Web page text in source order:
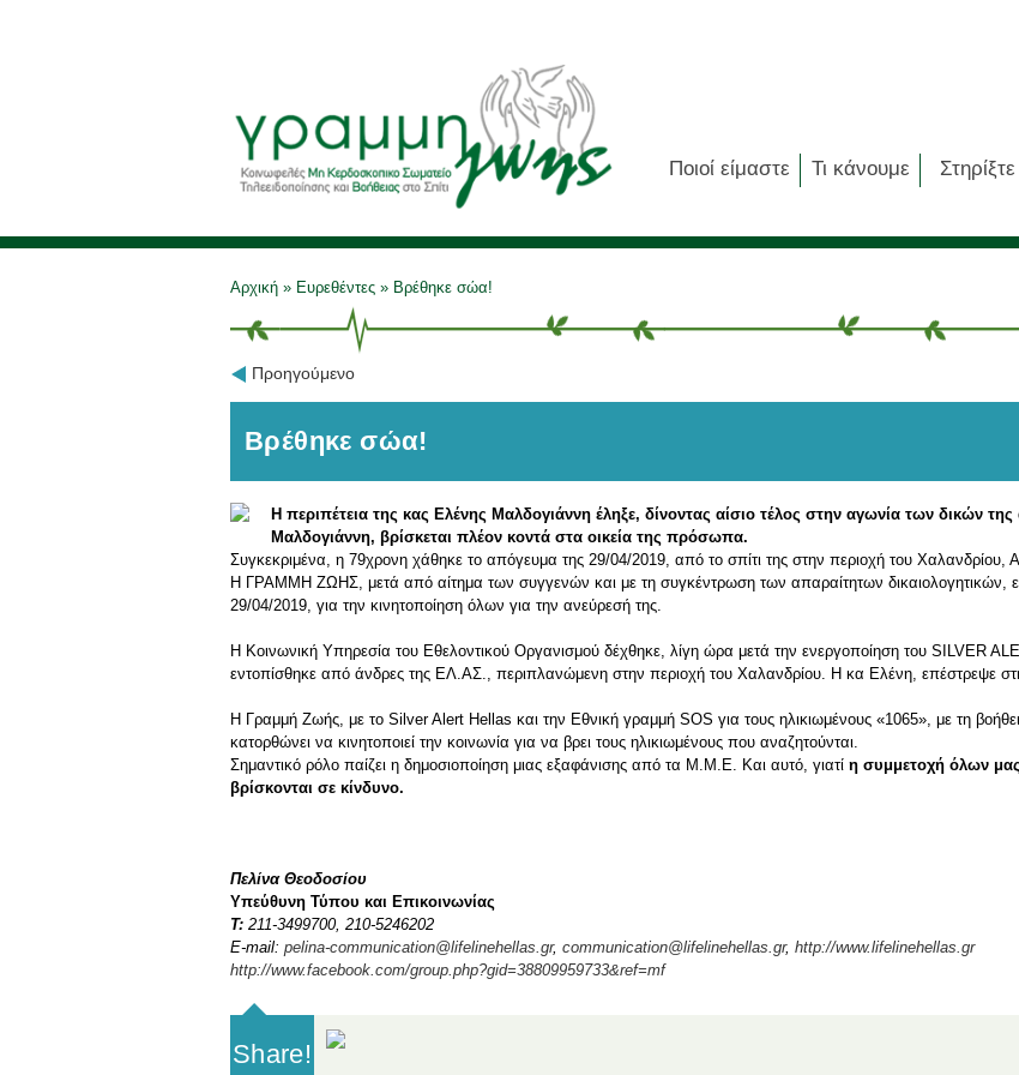
Ποιοί είμαστε Τι κάνουμε
Αρχική » Ευρεθέντες » Βρέθηκε σώα!
Προηγούμενο
Βρέθηκε σώα!
Η περιπέτεια της κας Ελένης Μαλδογιάννη έληξε, δίνοντας αίσιο τέλος στην αγωνία των δικών
Μαλδογιάννη, βρίσκεται πλέον κοντά στα οικεία της πρόσωπα.
Συγκεκριμένα, η 79χρονη χάθηκε το απόγευμα της 29/04/2019, από το σπίτι της στην περιοχή του Χαλανδρίου,
Η ΓΡΑΜΜΗ ΖΩΗΣ, μετά από αίτημα των συγγενών και με τη συγκέντρωση των απαραίτητων δικαιολογητικών,
29/04/2019, για την κινητοποίηση όλων για την ανεύρεσή της.
Η Κοινωνική Υπηρεσία του Εθελοντικού Οργανισμού δέχθηκε, λίγη ώρα μετά την ενεργοποίηση του SILVER
εντοπίσθηκε από άνδρες της ΕΛ.ΑΣ., περιπλανώμενη στην περιοχή του Χαλανδρίου. Η κα Ελένη, επέστρεψε
Η Γραμμή Ζωής, με το Silver Alert Hellas και την Εθνική γραμμή SOS για τους ηλικιωμένους «1065», με τη
κατορθώνει να κινητοποιεί την κοινωνία για να βρει τους ηλικιωμένους που αναζητούνται.
Σημαντικό ρόλο παίζει η δημοσιοποίηση μιας εξαφάνισης από τα Μ.Μ.Ε. Και αυτό, γιατί η συμμετοχή όλων
βρίσκονται σε κίνδυνο.
Πελίνα Θεοδοσίου
Υπεύθυνη Τύπου και Επικοινωνίας
Τ: 211-3499700, 210-5246202
E-mail: pelina-communication@lifelinehellas.gr, communication@lifelinehellas.gr, http://www.lifelinehellas.gr
http://www.facebook.com/group.php?gid=38809959733&ref=mf
Share!